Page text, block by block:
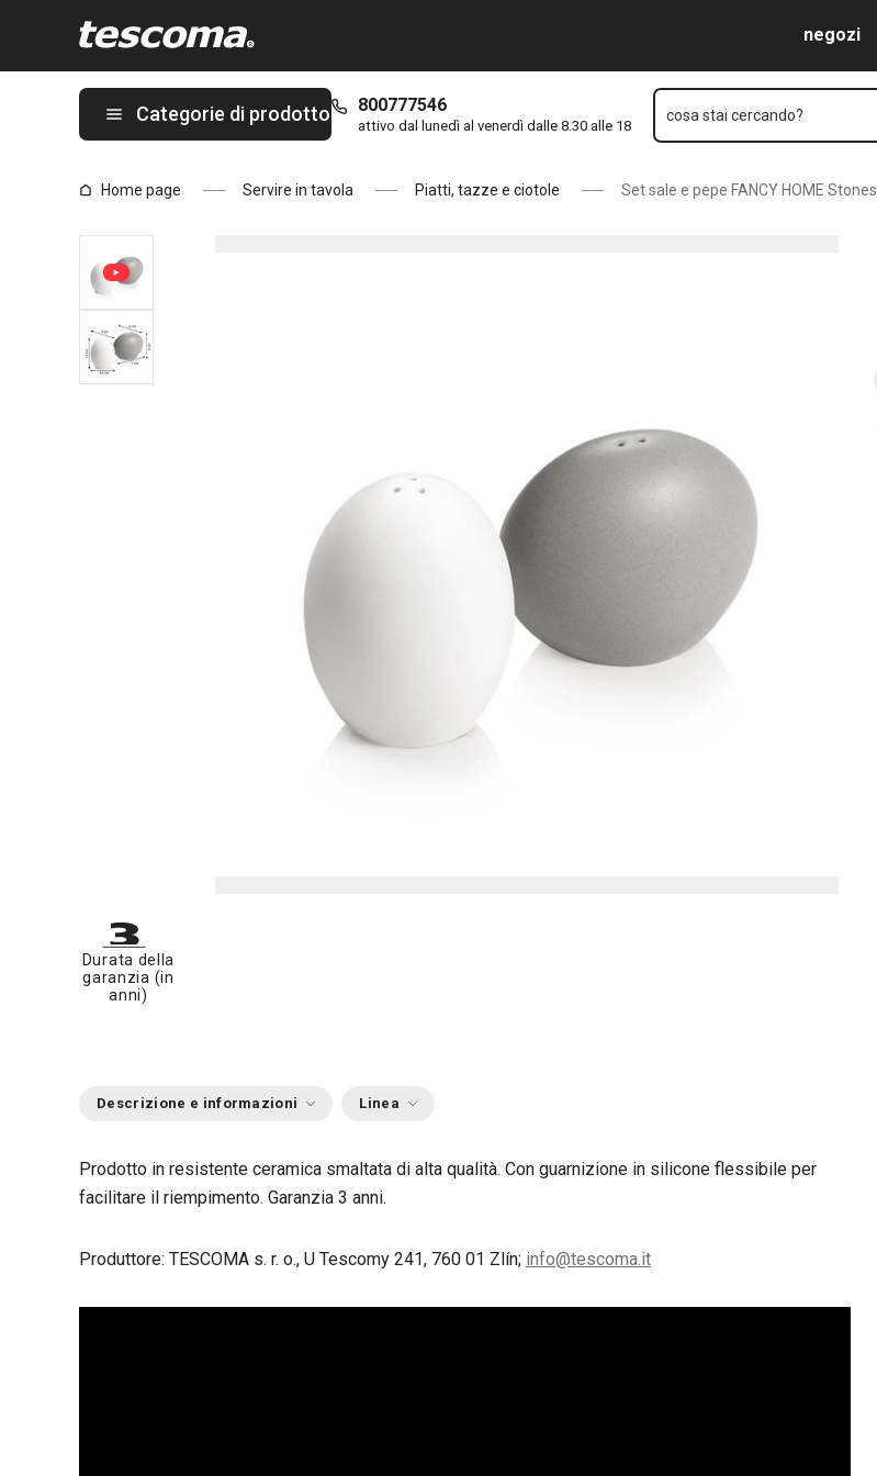
negozi
Categorie di prodotto 800777546
attivo dal lunedì al venerdì dalle 8.30 alle 18
cosa stai cercando?
Home page Servire in tavola Piatti, tazze e ciotole Set sale e pepe FANCY HOME Stones
Durata della
garanzia (in
anni)
Descrizione e informazioni Linea
Prodotto in resistente ceramica smaltata di alta qualità. Con guarnizione in silicone flessibile per
facilitare il riempimento. Garanzia 3 anni.
Produttore: TESCOMA s. r. o., U Tescomy 241, 760 01 Zlín; info@tescoma.it